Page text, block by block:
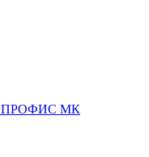
ПРОФИС МК